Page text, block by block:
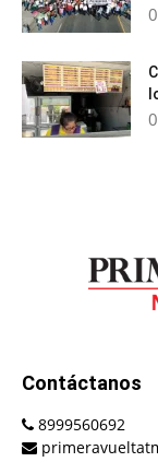
Contáctanos
8999560692